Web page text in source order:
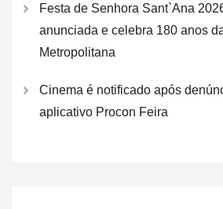
Festa de Senhora Sant`Ana
anunciada e celebra 180 anos
Metropolitana
Cinema é notificado após
aplicativo Procon Feira